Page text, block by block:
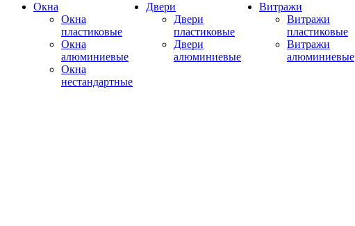
Окна
Окна
пластиковые
Окна
алюминиевые
Окна
нестандартные
Двери
Двери
пластиковые
Двери
алюминиевые
Витражи
Витражи
пластиковые
Витражи
алюминиевые